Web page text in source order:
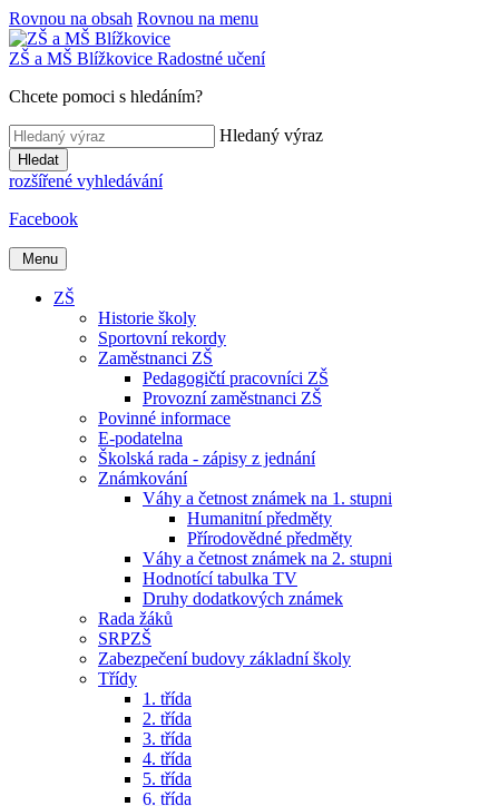
Rovnou na obsah Rovnou na menu
ZŠ a MŠ Blížkovice Radostné učení
Chcete pomoci s hledáním?
Hledaný výraz
Hledat
rozšířené vyhledávání
Facebook
Menu
ZŠ
Historie školy
Sportovní rekordy
Zaměstnanci ZŠ
Pedagogičtí pracovníci ZŠ
Provozní zaměstnanci ZŠ
Povinné informace
E-podatelna
Školská rada - zápisy z jednání
Známkování
Váhy a četnost známek na 1. stupni
Humanitní předměty
Přírodovědné předměty
Váhy a četnost známek na 2. stupni
Hodnotící tabulka TV
Druhy dodatkových známek
Rada žáků
SRPZŠ
Zabezpečení budovy základní školy
Třídy
1. třída
2. třída
3. třída
4. třída
5. třída
6. třída